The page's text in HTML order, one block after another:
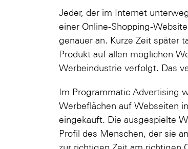
Jeder, der im Internet
einer Online-Shopping-
genauer an. Kurze Zeit später
Produkt auf allen möglichen
Werbeindustrie verfolgt. Das
Im Programmatic Advertising
Werbeflächen auf Webseiten
eingekauft. Die ausgespielte
Profil des Menschen, der sie